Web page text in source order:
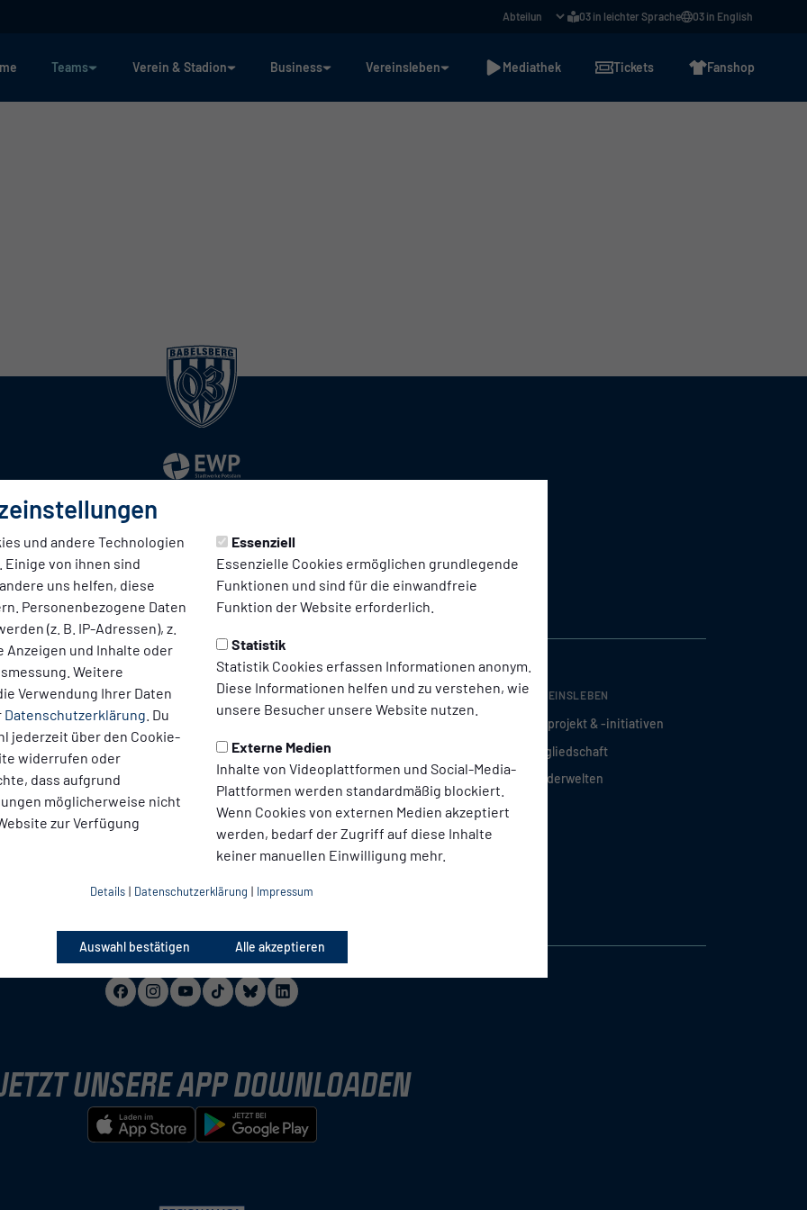
und andere Technologien
von ihnen sind
uns helfen, diese
Personenbezogene Daten
(z. B. IP-Adressen), z.
Anzeigen und Inhalte oder
Weitere
Verwendung Ihrer Daten
Datenschutzerklärung . Du
jederzeit über den Cookie-
widerrufen oder
dass aufgrund
möglicherweise nicht
zur Verfügung
Essenziell
Essenzielle Cookies ermöglichen grundlegende
Funktionen und sind für die einwandfreie
Funktion der Website erforderlich.
Statistik
Statistik Cookies erfassen Informationen anonym.
Diese Informationen helfen und zu verstehen, wie
unsere Besucher unsere Website nutzen.
Externe Medien
Inhalte von Videoplattformen und Social-Media-
Plattformen werden standardmäßig blockiert.
Wenn Cookies von externen Medien akzeptiert
werden, bedarf der Zugriff auf diese Inhalte
keiner manuellen Einwilligung mehr.
Details | Datenschutzerklärung | Impressum
Auswahl bestätigen Alle akzeptieren
03 in leichter Sprache 03 in English
Teams Verein & Stadion Business Vereinsleben Mediathek Tickets Fanshop
VEREIN & STADION
SV Babelsberg 03 e.V.
Geschichte & Chronik
Karl-Liebknecht-Stadion
Engagement
BUSINESS
Sponsor werden
Hospitality und VIPs
VEREINSLEBEN
Fanprojekt & -initiativen
Mitgliedschaft
Kinderwelten
UNSERE APP DOWNLOADEN